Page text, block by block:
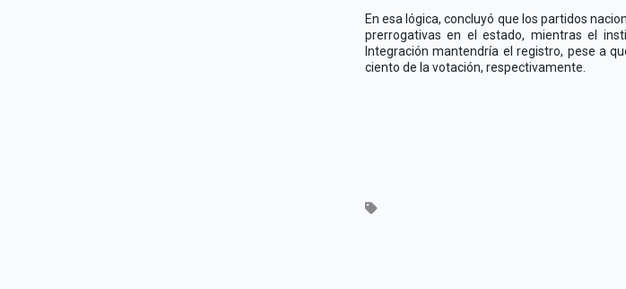
En esa lógica, concluyó que los partidos
prerrogativas en el estado, mientras el
Integración mantendría el registro, pese a
ciento de la votación, respectivamente.